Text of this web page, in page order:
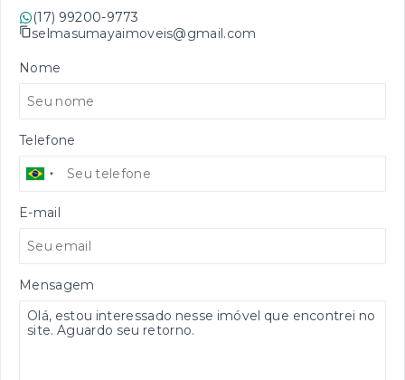
(17) 99200-9773
selmasumayaimoveis@gmail.com
Nome
Telefone
E-mail
Mensagem